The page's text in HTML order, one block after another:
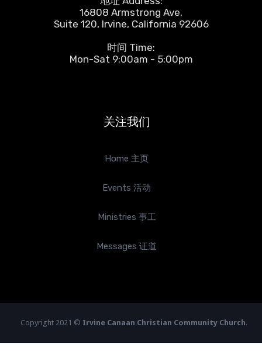
16808 Armstrong Ave,
Suite 120, Irvine, California 92606
时间 Time:
Mon-Sat 9:00am - 5:00pm
关注我们
Home 主页
Events 活动
Ministries 事工
Messages 证道
Copyright 2021 © Irvine Canaan Christian Community Church.